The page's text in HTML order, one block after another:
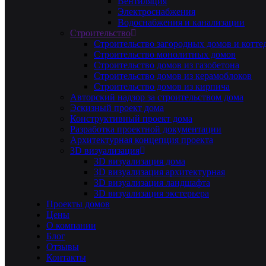
Электроснабжения
Водоснабжения и канализации
Строительство
Строительство загородных домов и
Строительство монолитных домов
Строительство домов из газобетона
Строительство домов из керамоблоков
Строительство домов из кирпича
Авторский надзор за строительством дома
Эскизный проект дома
Конструктивный проект дома
Разработка проектной документации
Архитектурная концепция проекта
3D визуализация
3D визуализация дома
3D визуализация архитектурная
3D визуализация ландшафта
3D визуализация экстерьера
Проекты домов
Цены
О компании
Блог
Отзывы
Контакты